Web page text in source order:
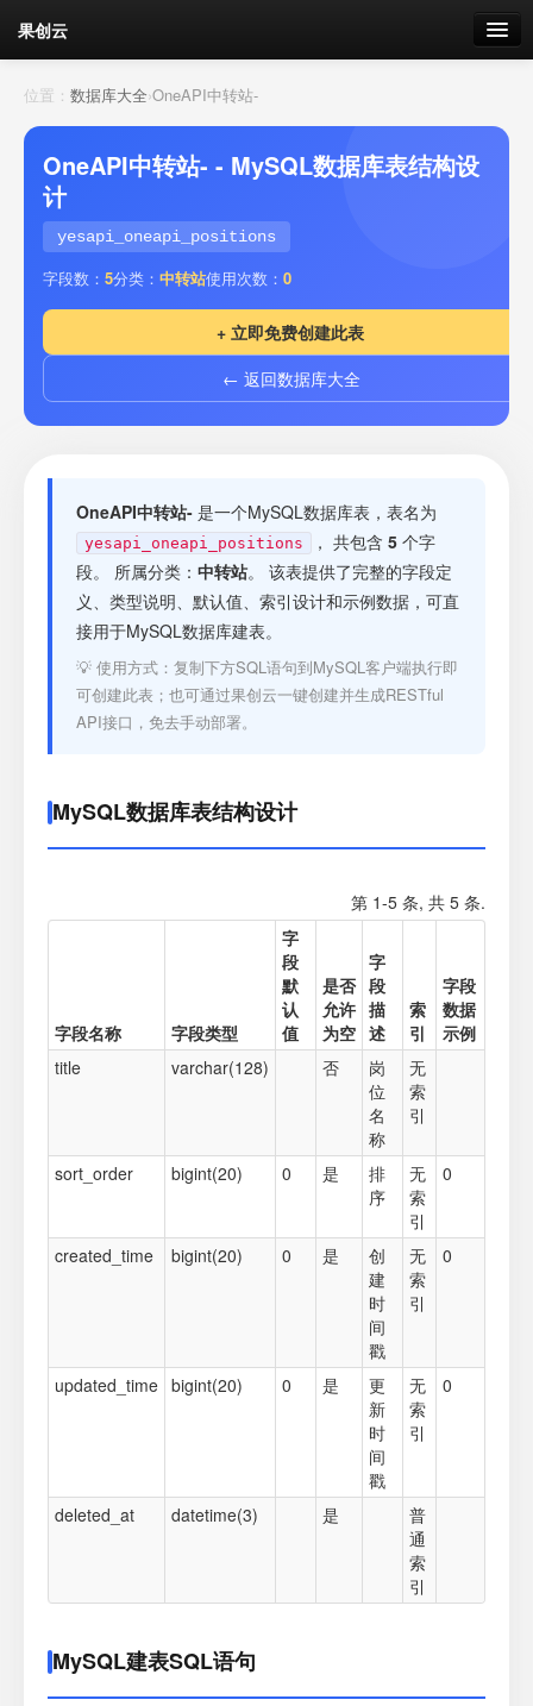
果创云
数据表单
API接口
云存储
流量 剩余接口流量
套餐
接口测试
位置： 数据库大全›OneAPI中转站-
OneAPI中转站- - MySQL数据库表结构设
计
yesapi_oneapi_positions
字段数： 5分类： 中转站使用次数： 0
+ 立即免费创建此表
← 返回数据库大全
OneAPI中转站- 是一个MySQL数据库表，表名为
yesapi_oneapi_positions ， 共包含 5 个字
段。 所属分类： 中转站。 该表提供了完整的字段定
义、类型说明、默认值、索引设计和示例数据，可直
接用于MySQL数据库建表。
💡 使用方式：复制下方SQL语句到MySQL客户端执行即
可创建此表；也可通过果创云一键创建并生成RESTful
API接口，免去手动部署。
MySQL数据库表结构设计
第 1-5 条, 共 5 条.
字段名称 字段类型
字
段
默
认
值
是否
允许
为空
字
段
描
述
索
引
字段
数据
示例
title
varchar(128) 否
岗
位
名
称
无
索
引
sort_order bigint(20) 0 是
排
序
无
索
引
0
created_time bigint(20) 0 是
创
建
时
间
戳
无
索
引
0
updated_time bigint(20) 0 是
更
新
时
间
戳
无
索
引
0
deleted_at datetime(3) 是
普
通
索
引
MySQL建表SQL语句